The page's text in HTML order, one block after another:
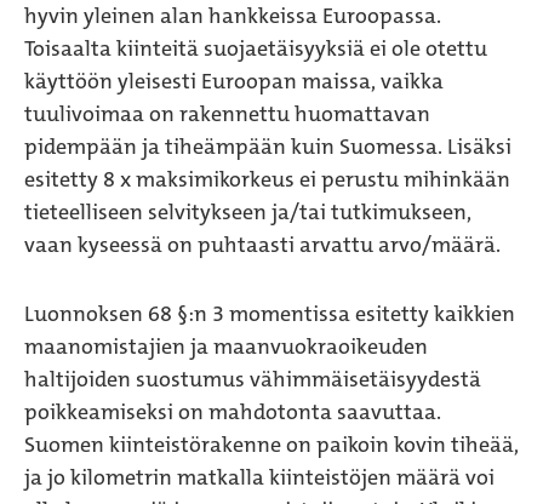
hyvin yleinen alan hankkeissa Euroopassa.
Toisaalta kiinteitä suojaetäisyyksiä ei ole otettu
käyttöön yleisesti Euroopan maissa, vaikka
tuulivoimaa on rakennettu huomattavan
pidempään ja tiheämpään kuin Suomessa. Lisäksi
esitetty 8 x maksimikorkeus ei perustu mihinkään
tieteelliseen selvitykseen ja/tai tutkimukseen,
vaan kyseessä on puhtaasti arvattu arvo/määrä.
Luonnoksen 68 §:n 3 momentissa esitetty kaikkien
maanomistajien ja maanvuokraoikeuden
haltijoiden suostumus vähimmäisetäisyydestä
poikkeamiseksi on mahdotonta saavuttaa.
Suomen kiinteistörakenne on paikoin kovin tiheää,
ja jo kilometrin matkalla kiinteistöjen määrä voi